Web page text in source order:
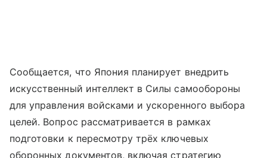
Сообщается, что Япония планирует внедрить
искусственный интеллект в Силы самообороны
для управления войсками и ускоренного выбора
целей. Вопрос рассматривается в рамках
подготовки к пересмотру трёх ключевых
оборонных документов, включая стратегию